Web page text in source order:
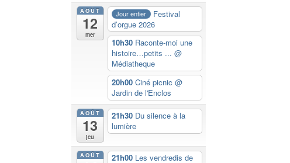
AOÛT
12
mer
Jour entier
Festival
d’orgue 2026
10h30 Raconte-moi une
histoire…petits ... @
Médiatheque
20h00 Ciné picnic @
Jardin de l'Enclos
AOÛT
13
jeu
21h30 Du silence à la
lumière
AOÛT 21h00 Les vendredis de